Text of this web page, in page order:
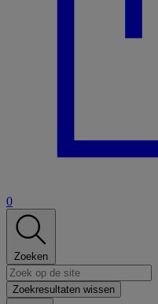
0
Zoeken
Zoekresultaten wissen